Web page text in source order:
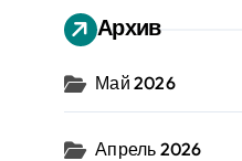
Архив
Май 2026
Апрель 2026